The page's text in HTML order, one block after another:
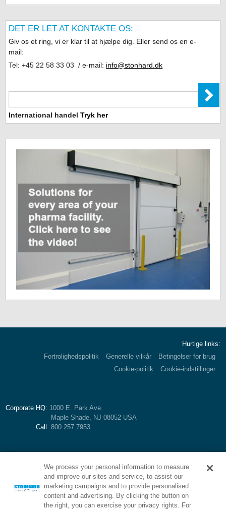
DET ER LET AT KONTAKTE OS:
Giv os et ring, vi er klar til at hjælpe dig. Eller send os en e-
mail:
Tel: +45 22 58 33 03 / e-mail: info@stonhard.dk
International handelTryk her
Hurtige links:
Fortrolighedspolitik
Generelle vilkår
Betingelser for brug
Cookie-politik
Cookie-indstillinger
Corporate HQ: 1000 E. Park Ave.
Maple Shade, NJ 08052 USA
Call: 800.257.7953
We process your personal information to measure
and improve our sites and service, to assist our
marketing campaigns and to provide personalised
content and advertising. By clicking the button on
the right, you can exercise your privacy rights. For